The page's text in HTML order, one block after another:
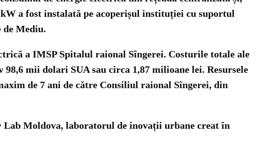
a fost instalată pe acoperișul instituției cu suportul
Mediu.
a IMSP Spitalul raional Sîngerei. Costurile totale ale
mii dolari SUA sau circa 1,87 milioane lei. Resursele
de 7 ani de către Consiliul raional Sîngerei, din
Moldova, laboratorul de inovații urbane creat în